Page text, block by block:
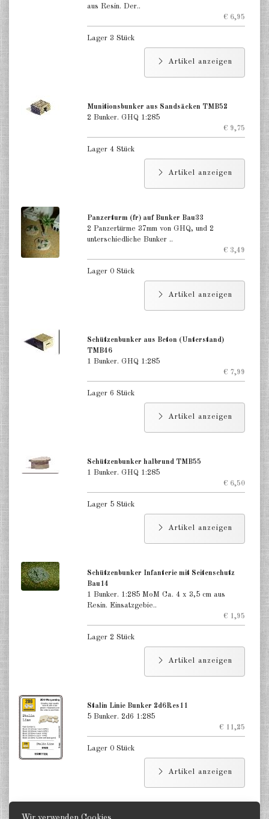
aus Resin. Der..
€ 6,95
Lager 3 Stück
Artikel anzeigen
Munitionsbunker aus Sandsäcken TMB52
2 Bunker. GHQ 1:285
€ 9,75
Lager 4 Stück
Artikel anzeigen
Panzerturm (fr) auf Bunker Bau33
2 Panzertürme 37mm von GHQ, und 2
unterschiedliche Bunker ..
€ 3,49
Lager 0 Stück
Artikel anzeigen
Schützenbunker aus Beton (Unterstand)
TMB46
1 Bunker. GHQ 1:285
€ 7,99
Lager 6 Stück
Artikel anzeigen
Schützenbunker halbrund TMB55
1 Bunker. GHQ 1:285
€ 6,50
Lager 5 Stück
Artikel anzeigen
Schützenbunker Infanterie mit Seitenschutz
Bau14
1 Bunker. 1:285 MoM Ca. 4 x 3,5 cm aus
Resin. Einsatzgebie..
€ 1,95
Lager 2 Stück
Artikel anzeigen
Stalin Linie Bunker 2d6Res11
5 Bunker. 2d6 1:285
€ 11,25
Lager 0 Stück
Artikel anzeigen